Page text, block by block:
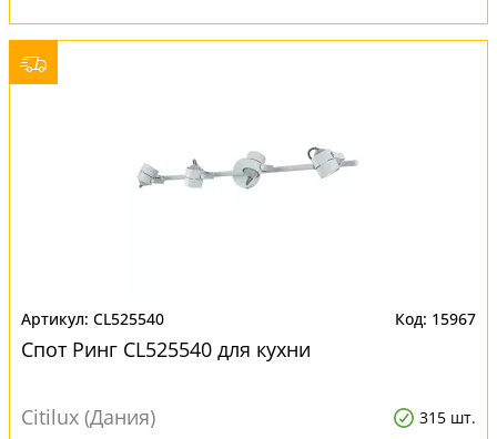
CL525540 15967
Спот Ринг CL525540 для кухни
Citilux (Дания) 315 шт.